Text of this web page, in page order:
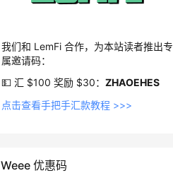
我们和 LemFi 合作，为本站读者推出专
属邀请码：
💵 汇 $100 奖励 $30： ZHAOEHES
点击查看手把手汇款教程 >>>
Weee 优惠码